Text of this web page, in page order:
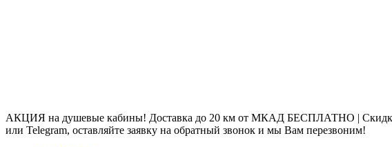
АКЦИЯ на душевые кабины! Доставка до 20 км от МКАД БЕСПЛАТНО | Скидки
или Telegram, оставляйте заявку на обратный звонок и мы Вам перезвоним!